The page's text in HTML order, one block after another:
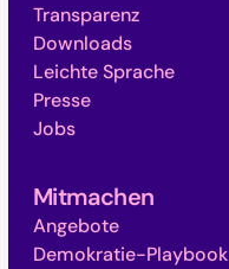
Transparenz
Downloads
Leichte Sprache
Presse
Jobs
Mitmachen
Angebote
Demokratie-Playbook